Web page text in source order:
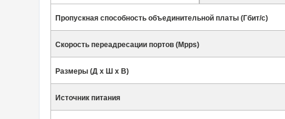
Пропускная способность объединительной платы (Гбит/с)
Скорость переадресации портов (Mpps)
Размеры (Д х Ш х В)
Источник питания